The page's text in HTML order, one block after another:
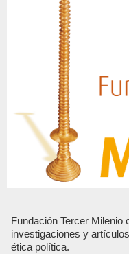
Fundación Tercer Milenio
investigaciones y
ética política.